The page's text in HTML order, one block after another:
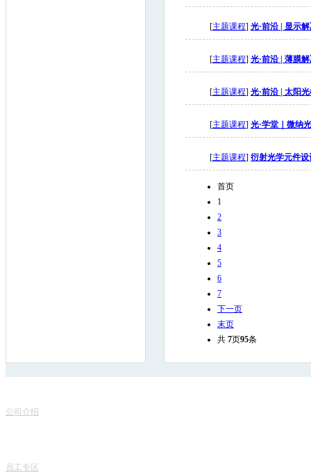
[主题课程] 光·前沿 | 显示
[主题课程] 光·前沿 | 薄膜
[主题课程] 光·前沿 | 太阳
[主题课程] 光·学堂｜微纳
[主题课程] 衍射光学元件
首页
1
2
3
4
5
6
7
下一页
末页
共 7页95条
公司介绍
员工专区